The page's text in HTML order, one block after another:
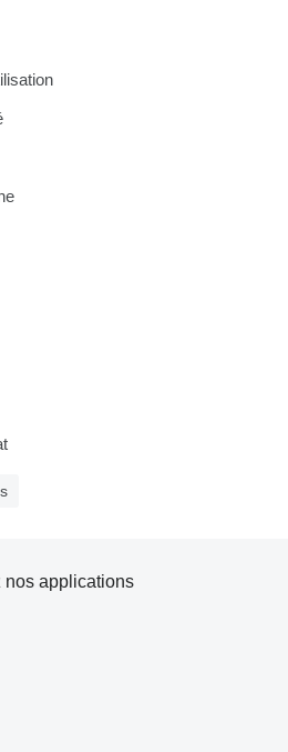
nos applications